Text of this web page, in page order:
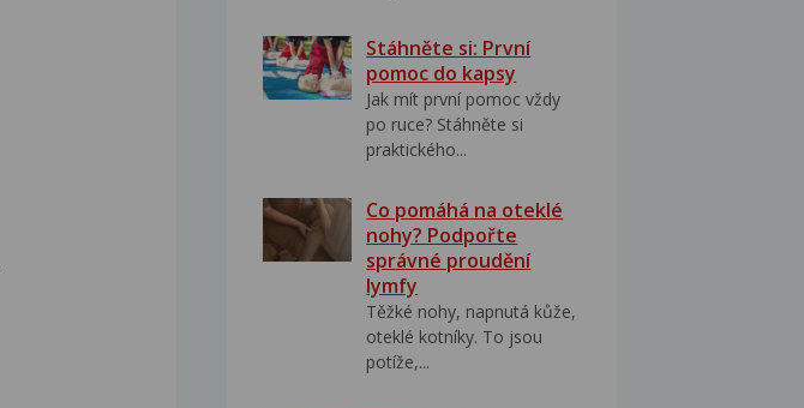
Stáhněte si: První
pomoc do kapsy
Jak mít první pomoc vždy
po ruce? Stáhněte si
praktického...
Co pomáhá na oteklé
nohy? Podpořte
správné proudění
lymfy
Těžké nohy, napnutá kůže,
oteklé kotníky. To jsou
potíže,...